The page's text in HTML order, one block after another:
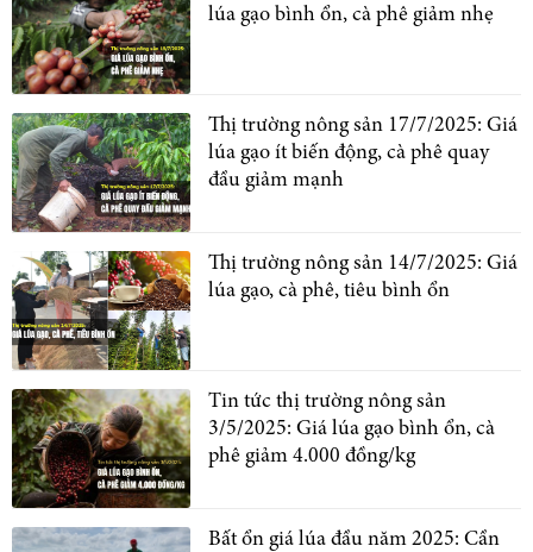
lúa gạo bình ổn, cà phê giảm nhẹ
Thị trường nông sản 17/7/2025: Giá
lúa gạo ít biến động, cà phê quay
đầu giảm mạnh
Thị trường nông sản 14/7/2025: Giá
lúa gạo, cà phê, tiêu bình ổn
Tin tức thị trường nông sản
3/5/2025: Giá lúa gạo bình ổn, cà
phê giảm 4.000 đồng/kg
Bất ổn giá lúa đầu năm 2025: Cần